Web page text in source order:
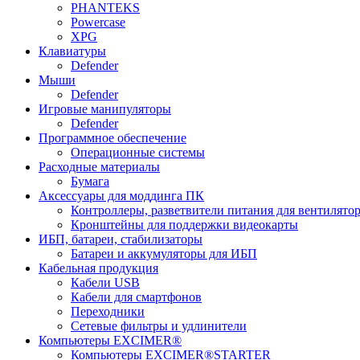
PHANTEKS
Powercase
XPG
Клавиатуры
Defender
Мыши
Defender
Игровые манипуляторы
Defender
Программное обеспечение
Операционные системы
Расходные материалы
Бумага
Аксессуары для моддинга ПК
Контроллеры, разветвители питания для
Кронштейны для поддержки видеокарты
ИБП, батареи, стабилизаторы
Батареи и аккумуляторы для ИБП
Кабельная продукция
Кабели USB
Кабели для смартфонов
Переходники
Сетевые фильтры и удлинители
Компьютеры EXCIMER®
Компьютеры EXCIMER®STARTER